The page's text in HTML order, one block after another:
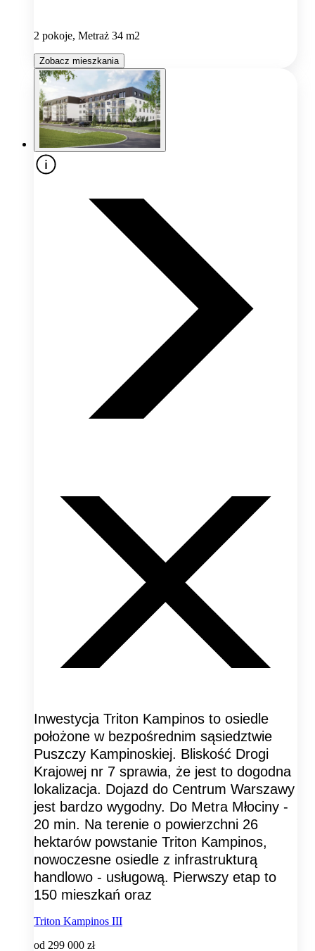
2 pokoje, Metraż 34 m2
Zobacz mieszkania
Inwestycja Triton Kampinos to osiedle
położone w bezpośrednim sąsiedztwie
Puszczy Kampinoskiej. Bliskość Drogi
Krajowej nr 7 sprawia, że jest to dogodna
lokalizacja. Dojazd do Centrum Warszawy
jest bardzo wygodny. Do Metra Młociny -
20 min. Na terenie o powierzchni 26
hektarów powstanie Triton Kampinos,
nowoczesne osiedle z infrastrukturą
handlowo - usługową. Pierwszy etap to
150 mieszkań oraz
Triton Kampinos III
od 299 000 zł